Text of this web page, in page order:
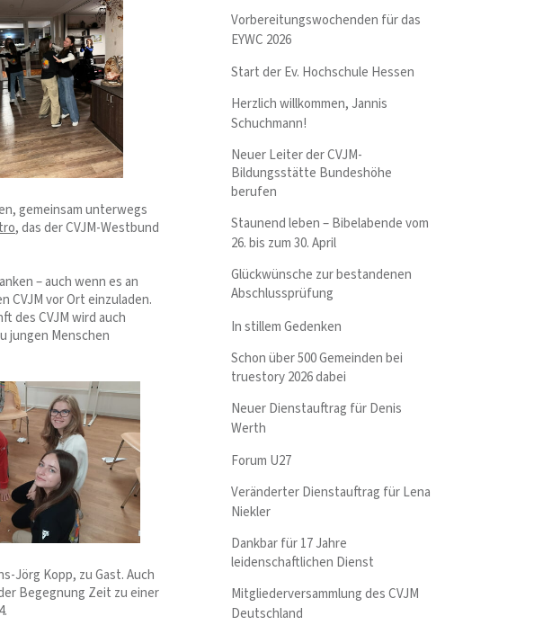
gemeinsam unterwegs
, das der CVJM-Westbund
– auch wenn es an
CVJM vor Ort einzuladen.
des CVJM wird auch
jungen Menschen
Jörg Kopp, zu Gast. Auch
Begegnung Zeit zu einer
Vorbereitungswochenden für das
EYWC 2026
Start der Ev. Hochschule Hessen
Herzlich willkommen, Jannis
Schuchmann!
Neuer Leiter der CVJM-
Bildungsstätte Bundeshöhe
berufen
Staunend leben – Bibelabende vom
26. bis zum 30. April
Glückwünsche zur bestandenen
Abschlussprüfung
In stillem Gedenken
Schon über 500 Gemeinden bei
truestory 2026 dabei
Neuer Dienstauftrag für Denis
Werth
Forum U27
Veränderter Dienstauftrag für Lena
Niekler
Dankbar für 17 Jahre
leidenschaftlichen Dienst
Mitgliederversammlung des CVJM
Deutschland